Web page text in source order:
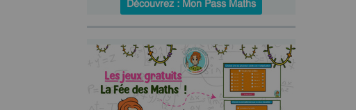
Découvrez : Mon Pass Maths